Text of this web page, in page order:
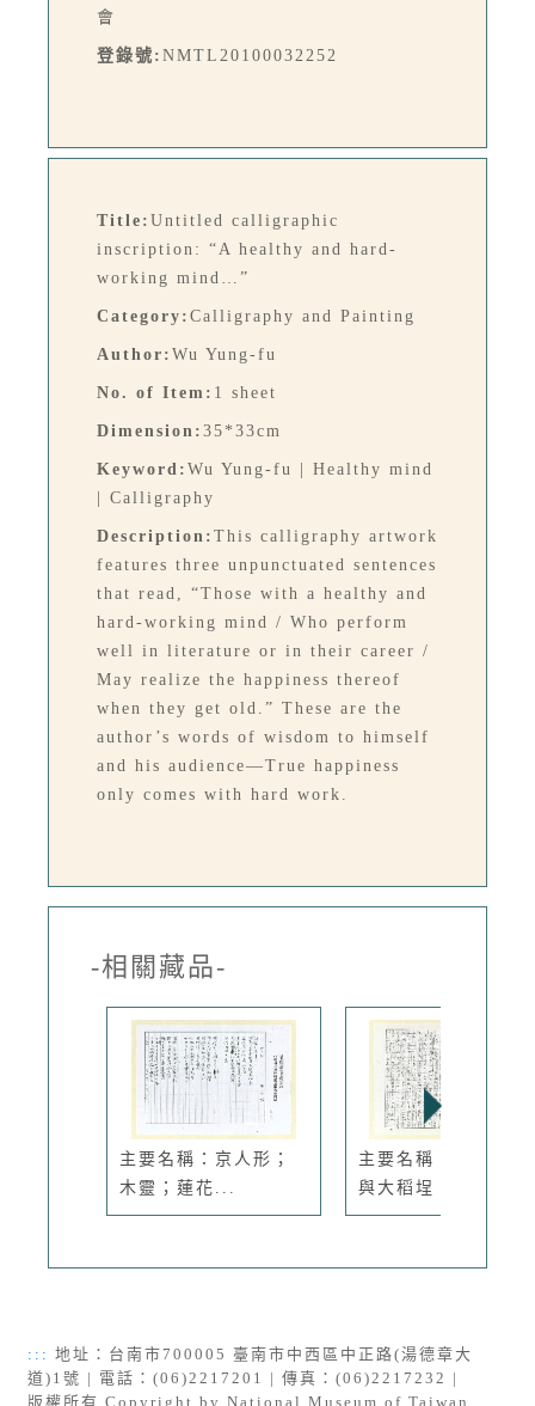
會
登錄號: NMTL20100032252
Title: Untitled calligraphic
inscription: “A healthy and hard-
working mind…”
Category: Calligraphy and Painting
Author: Wu Yung-fu
No. of Item: 1 sheet
Dimension: 35*33cm
Keyword: Wu Yung-fu | Healthy mind
| Calligraphy
Description: This calligraphy artwork
features three unpunctuated sentences
that read, “Those with a healthy and
hard-working mind / Who perform
well in literature or in their career /
May realize the happiness thereof
when they get old.” These are the
author’s words of wisdom to himself
and his audience—True happiness
only comes with hard work.
-相關藏品-
主要名稱：京人形；
木靈；蓮花...
主要名稱：台灣文學
與大稻埕（...
::: 地址：台南市700005 臺南市中西區中正路(湯德章大
道)1號 | 電話：(06)2217201 | 傳真：(06)2217232 |
版權所有 Copyright by National Museum of Taiwan